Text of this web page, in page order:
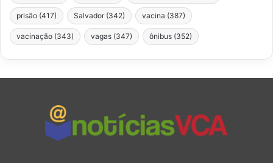
prisão (417) Salvador (342) vacina (387)
vacinação (343) vagas (347) ônibus (352)